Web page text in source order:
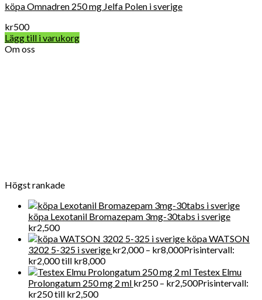
köpa Omnadren 250 mg Jelfa Polen i sverige
kr500
Lägg till i varukorg
Om oss
Högst rankade
köpa Lexotanil Bromazepam 3mg-30tabs i sverige
kr2,500
köpa WATSON
3202 5-325 i sverige kr2,000 – kr8,000Prisintervall:
kr2,000 till kr8,000
Testex Elmu
Prolongatum 250 mg 2 ml kr250 – kr2,500Prisintervall:
kr250 till kr2,500